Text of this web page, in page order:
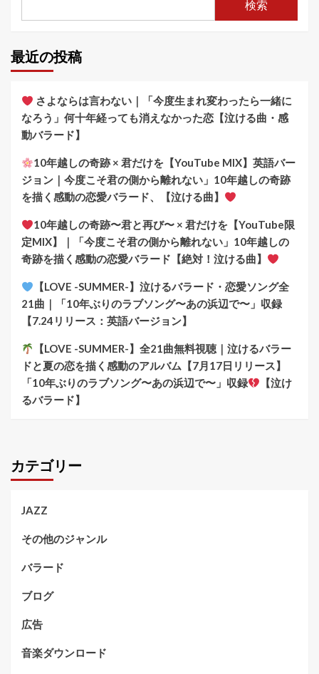
検索
最近の投稿
さよならは言わない｜「今度生まれ変わったら一緒に
なろう」何十年経っても消えなかった恋【泣ける曲・感
動バラード】
10年越しの奇跡 × 君だけを【YouTube MIX】英語バー
ジョン｜今度こそ君の側から離れない」10年越しの奇跡
を描く感動の恋愛バラード、【泣ける曲】
10年越しの奇跡〜君と再び〜 × 君だけを【YouTube限
定MIX】｜「今度こそ君の側から離れない」10年越しの
奇跡を描く感動の恋愛バラード【絶対！泣ける曲】
【LOVE -SUMMER-】泣けるバラード・恋愛ソング全
21曲｜「10年ぶりのラブソング〜あの浜辺で〜」収録
【7.24リリース：英語バージョン】
【LOVE -SUMMER-】全21曲無料視聴｜泣けるバラー
ドと夏の恋を描く感動のアルバム【7月17日リリース】
「10年ぶりのラブソング〜あの浜辺で〜」収録
【泣け
るバラード】
カテゴリー
JAZZ
その他のジャンル
バラード
ブログ
広告
音楽ダウンロード